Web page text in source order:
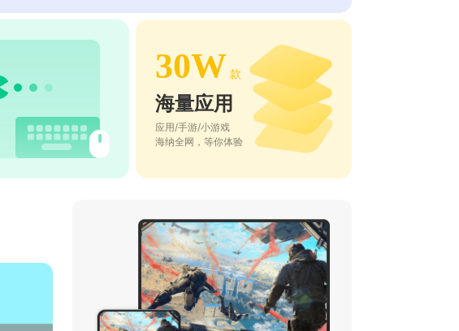
30W 款
海量应用
应用/手游/小游戏
海纳全网，等你体验